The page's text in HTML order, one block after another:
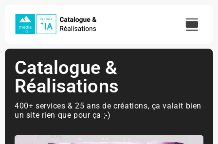
content
Catalogue &
Réalisations
400+ services & 25 ans de créations, ça valait bien
un site rien que pour ça ;-)